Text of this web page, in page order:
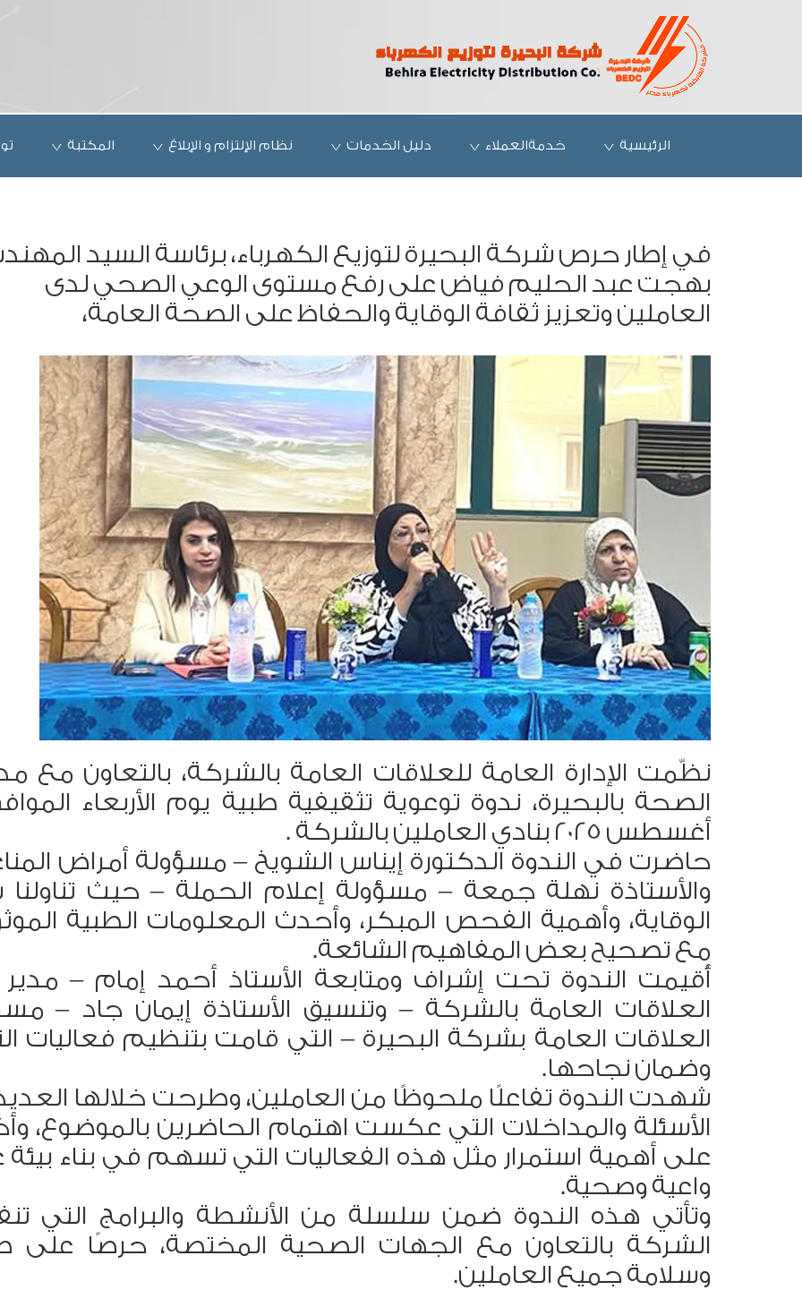
الرئيسية خدمةالعملاء دليل الخدمات نظام الإلتزام و الإبلاغ المكتبة
في إطار حرص شركة البحيرة لتوزيع الكهرباء، برئاسة السيد
بهجت عبد الحليم فياض على رفع مستوى الوعي الصحي لدى
العاملين وتعزيز ثقافة الوقاية والحفاظ على الصحة العامة،
نظّمت الإدارة العامة للعلاقات العامة بالشركة، بالتعاون مع
أغسطس 2025 بنادي العاملين بالشركة .
حاضرت في الندوة الدكتورة إيناس الشويخ – مسؤولة أمراض
والأستاذة نهلة جمعة – مسؤولة إعلام الحملة – حيث
الوقاية، وأهمية الفحص المبكر، وأحدث المعلومات الطبية
مع تصحيح بعض المفاهيم الشائعة.
أُقيمت الندوة تحت إشراف ومتابعة الأستاذ أحمد إمام –
العلاقات العامة بالشركة – وتنسيق الأستاذة إيمان جاد –
العلاقات العامة بشركة البحيرة – التي قامت بتنظيم فعاليات
وضمان نجاحها.
شهدت الندوة تفاعلًا ملحوظًا من العاملين، وطرحت خلالها
الأسئلة والمداخلات التي عكست اهتمام الحاضرين بالموضوع،
على أهمية استمرار مثل هذه الفعاليات التي تسهم في بناء
واعية وصحية.
وتأتي هذه الندوة ضمن سلسلة من الأنشطة والبرامج التي
الشركة بالتعاون مع الجهات الصحية المختصة، حرصًا على
وسلامة جميع العاملين.